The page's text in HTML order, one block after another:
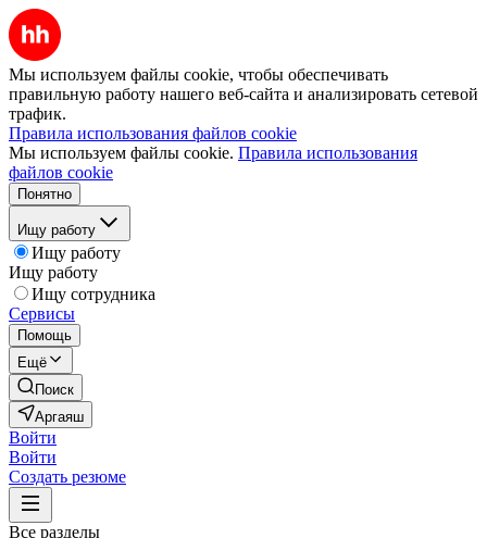
Мы используем файлы cookie, чтобы обеспечивать
правильную работу нашего веб-сайта и анализировать сетевой
трафик.
Правила использования файлов cookie
Мы используем файлы cookie. Правила использования
файлов cookie
Понятно
Ищу работу
Ищу работу
Ищу работу
Ищу сотрудника
Сервисы
Помощь
Ещё
Поиск
Аргаяш
Войти
Войти
Создать резюме
Все разделы